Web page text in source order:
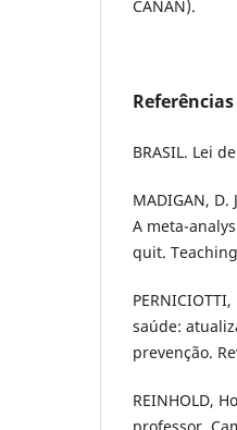
CANAN).
Referências
BRASIL. Lei
MADIGAN,
A meta-
quit.
saúde:
prevenção.
REINHOLD,